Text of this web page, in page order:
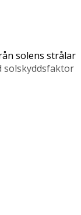
solens strålar
solskyddsfaktor
i solen.
Dimethyl